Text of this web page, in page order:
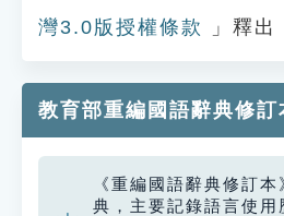
灣3.0版授權條款
」釋出
教育部重編國語辭典修訂
《重編國語辭典修訂
典，主要記錄語言使用